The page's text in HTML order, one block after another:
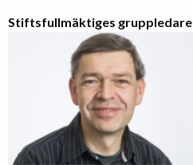
Stiftsfullmäktiges gruppledare